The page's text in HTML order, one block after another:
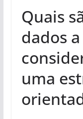
Quais
dados
uma